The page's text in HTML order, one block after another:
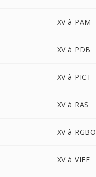
XV à PAM
XV à PDB
XV à PICT
XV à RAS
XV à RGBO
XV à VIFF